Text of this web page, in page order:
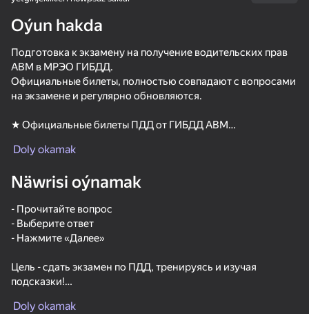
Escape from the Laser
adingüklemek
Oýun hakda
Подготовка к экзамену на получение водительских прав
ABM в МРЭО ГИБДД.
Официальные билеты, полностью совпадают с вопросами
на экзамене и регулярно обновляются.
★ Официальные билеты ПДД от ГИБДД ABM
★ Подробные комментарии к каждому билету
★ Удобный интерфейс для эффективной работы
★ Марафон из 800 вопросов
★ Избранные вопросы для прохождения
Doly okamak
Näwrisi oýnamak
- Прочитайте вопрос
- Выберите ответ
- Нажмите «Далее»
Цель - сдать экзамен по ПДД, тренируясь и изучая
подсказки!
Как и в настоящем экзамене - вам даётся только 20 минут,
Doly okamak